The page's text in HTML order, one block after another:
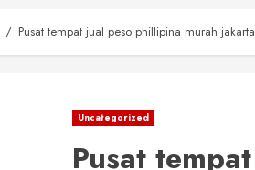
Pusat tempat jual peso phillipina murah jakarta
Uncategorized
Pusat